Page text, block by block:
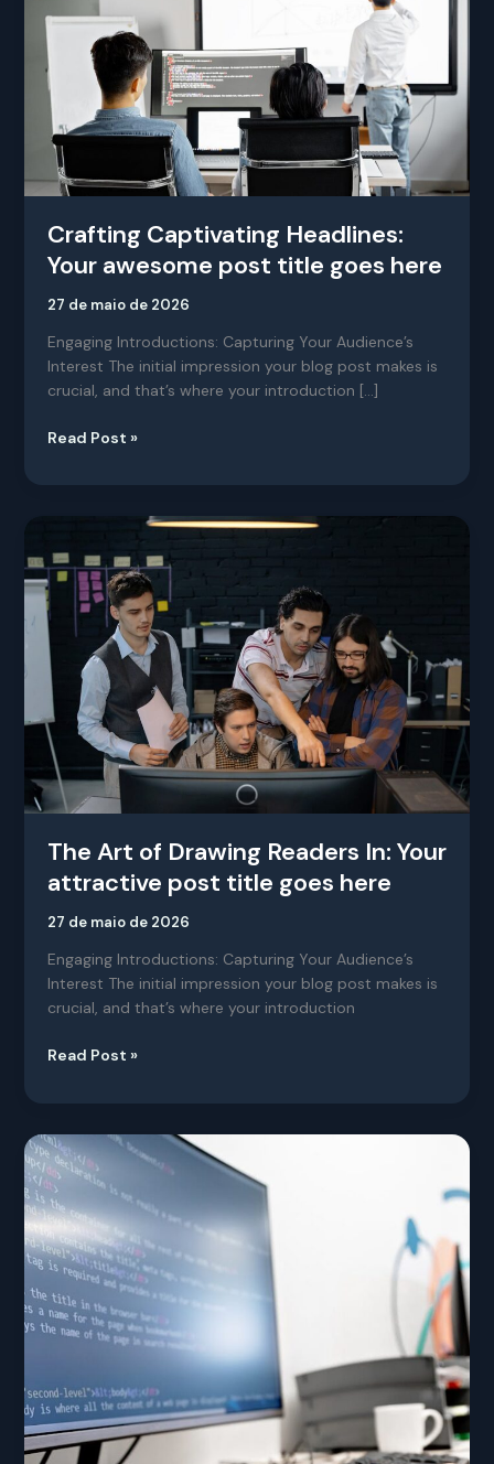
Crafting Captivating Headlines:
Your awesome post title goes here
27 de maio de 2026
Engaging Introductions: Capturing Your Audience’s
Interest The initial impression your blog post makes is
crucial, and that’s where your introduction […]
post
title
goes
here
Read Post »
The Art of Drawing Readers In: Your
attractive post title goes here
27 de maio de 2026
Engaging Introductions: Capturing Your Audience’s
Interest The initial impression your blog post makes is
crucial, and that’s where your introduction
Art
of
Drawing
Readers
In:
Your
attractive
post
title
goes
here
Read Post »
Mastering
the
First
Impression:
Your
intriguing
post
title
goes